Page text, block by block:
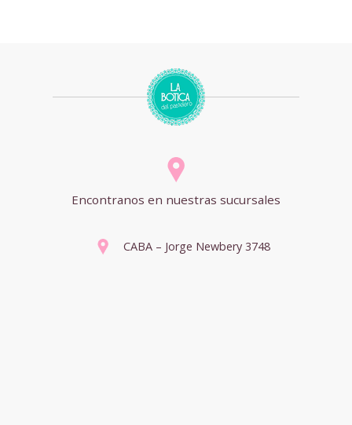
Encontranos en nuestras sucursales
CABA – Jorge Newbery 3748